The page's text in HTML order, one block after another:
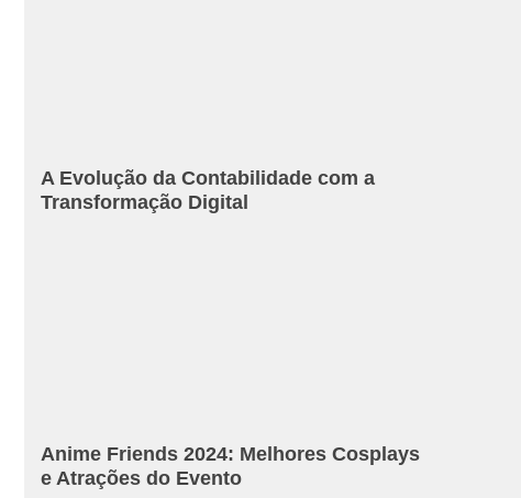
A Evolução da Contabilidade com a
Transformação Digital
Anime Friends 2024: Melhores Cosplays
e Atrações do Evento